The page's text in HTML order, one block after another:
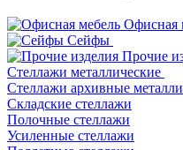
Офисная
Сейфы
Прочие
Стеллажи металлические
Cтеллажи архивные
Складские стеллажи
Полочные стеллажи
Усиленные стеллажи